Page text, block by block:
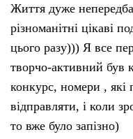
Життя дуже
різноманітні цікаві
цього разу))) Я все
творчо-активний був
конкурс, номери , які
відправляти, і коли
то вже було запізно)